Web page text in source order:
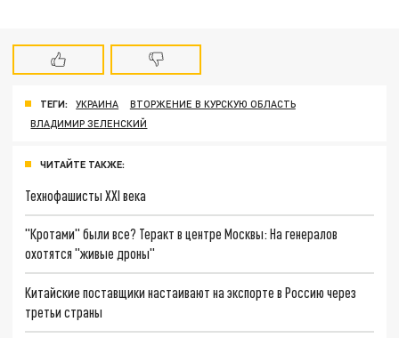
ТЕГИ: УКРАИНА
ВТОРЖЕНИЕ В КУРСКУЮ ОБЛАСТЬ
ВЛАДИМИР ЗЕЛЕНСКИЙ
ЧИТАЙТЕ ТАКЖЕ:
Технофашисты XXI века
"Кротами" были все? Теракт в центре Москвы: На генералов
охотятся "живые дроны"
Китайские поставщики настаивают на экспорте в Россию через
третьи страны